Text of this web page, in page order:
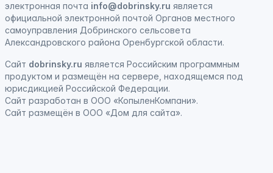
электронная почта info@dobrinsky.ru является
официальной электронной почтой Органов местного
самоуправления Добринского сельсовета
Александровского района Оренбургской области.
Сайт dobrinsky.ru является Российским программным
продуктом и размещён на сервере, находящемся под
юрисдикцией Российской Федерации.
Сайт разработан в ООО «КопыленКомпани».
Сайт размещён в ООО «Дом для сайта».